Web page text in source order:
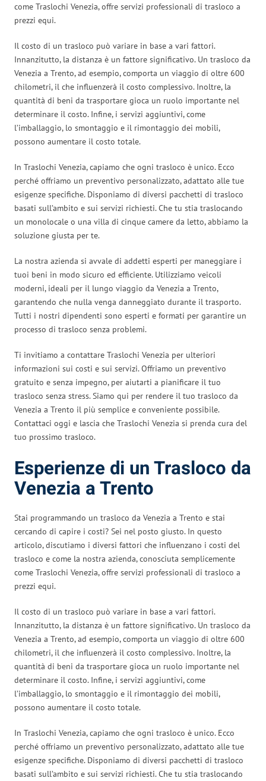
come Traslochi Venezia, offre servizi professionali di trasloco a
prezzi equi.
Il costo di un trasloco può variare in base a vari fattori.
Innanzitutto, la distanza è un fattore significativo. Un trasloco da
Venezia a Trento, ad esempio, comporta un viaggio di oltre 600
chilometri, il che influenzerà il costo complessivo. Inoltre, la
quantità di beni da trasportare gioca un ruolo importante nel
determinare il costo. Infine, i servizi aggiuntivi, come
l’imballaggio, lo smontaggio e il rimontaggio dei mobili,
possono aumentare il costo totale.
In Traslochi Venezia, capiamo che ogni trasloco è unico. Ecco
perché offriamo un preventivo personalizzato, adattato alle tue
esigenze specifiche. Disponiamo di diversi pacchetti di trasloco
basati sull’ambito e sui servizi richiesti. Che tu stia traslocando
un monolocale o una villa di cinque camere da letto, abbiamo la
soluzione giusta per te.
La nostra azienda si avvale di addetti esperti per maneggiare i
tuoi beni in modo sicuro ed efficiente. Utilizziamo veicoli
moderni, ideali per il lungo viaggio da Venezia a Trento,
garantendo che nulla venga danneggiato durante il trasporto.
Tutti i nostri dipendenti sono esperti e formati per garantire un
processo di trasloco senza problemi.
Ti invitiamo a contattare Traslochi Venezia per ulteriori
informazioni sui costi e sui servizi. Offriamo un preventivo
gratuito e senza impegno, per aiutarti a pianificare il tuo
trasloco senza stress. Siamo qui per rendere il tuo trasloco da
Venezia a Trento il più semplice e conveniente possibile.
Contattaci oggi e lascia che Traslochi Venezia si prenda cura del
tuo prossimo trasloco.
Esperienze di un Trasloco da
Venezia a Trento
Stai programmando un trasloco da Venezia a Trento e stai
cercando di capire i costi? Sei nel posto giusto. In questo
articolo, discutiamo i diversi fattori che influenzano i costi del
trasloco e come la nostra azienda, conosciuta semplicemente
come Traslochi Venezia, offre servizi professionali di trasloco a
prezzi equi.
Il costo di un trasloco può variare in base a vari fattori.
Innanzitutto, la distanza è un fattore significativo. Un trasloco da
Venezia a Trento, ad esempio, comporta un viaggio di oltre 600
chilometri, il che influenzerà il costo complessivo. Inoltre, la
quantità di beni da trasportare gioca un ruolo importante nel
determinare il costo. Infine, i servizi aggiuntivi, come
l’imballaggio, lo smontaggio e il rimontaggio dei mobili,
possono aumentare il costo totale.
In Traslochi Venezia, capiamo che ogni trasloco è unico. Ecco
perché offriamo un preventivo personalizzato, adattato alle tue
esigenze specifiche. Disponiamo di diversi pacchetti di trasloco
basati sull’ambito e sui servizi richiesti. Che tu stia traslocando